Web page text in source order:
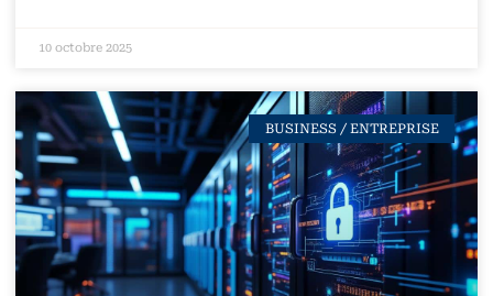
10 octobre 2025
BUSINESS / ENTREPRISE